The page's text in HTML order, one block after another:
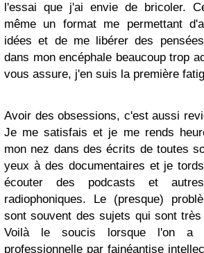
l'essai que j'ai envie de bricoler.
même un format me permettant
idées et de me libérer des
dans mon encéphale beaucoup trop
vous assure, j'en suis la première
Avoir des obsessions, c'est aussi
Je me satisfais et je me rends
mon nez dans des écrits de toutes
yeux à des documentaires et je
écouter des podcasts et autres
radiophoniques. Le (presque)
sont souvent des sujets qui sont
Voilà le soucis lorsque l'on a
professionnelle par fainéantise